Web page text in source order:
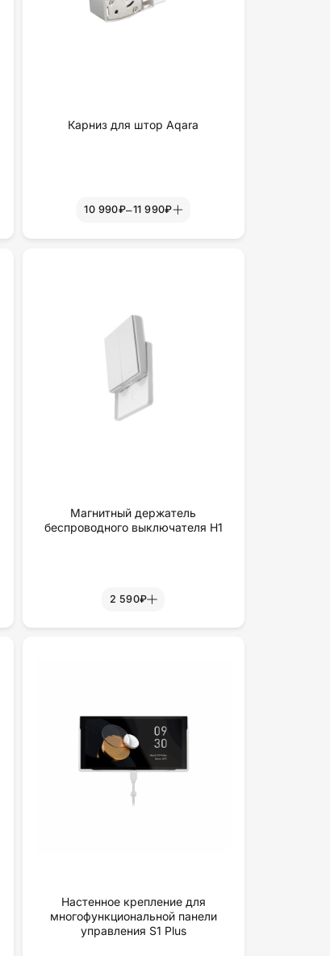
Карниз для штор Aqara
10 990₽–11 990₽
Магнитный держатель
беспроводного выключателя H1
2 590₽
Настенное крепление для
многофункциональной панели
yпpaвлeния S1 Plus